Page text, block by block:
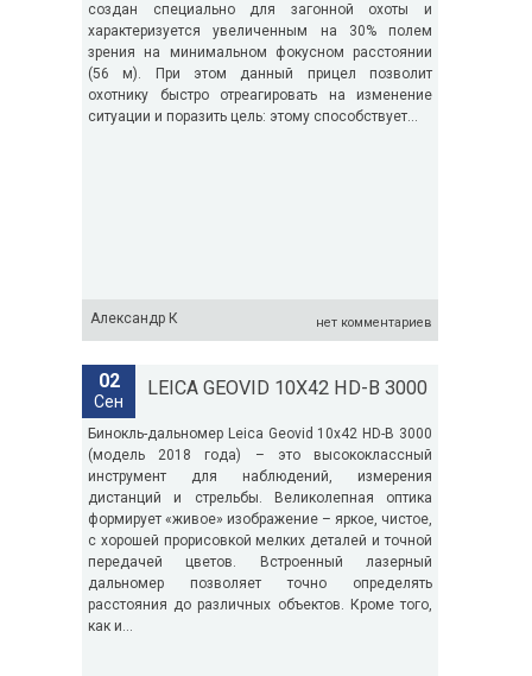
создан специально для загонной охоты и
характеризуется увеличенным на 30% полем
зрения на минимальном фокусном расстоянии
(56 м). При этом данный прицел позволит
охотнику быстро отреагировать на изменение
ситуации и поразить цель: этому способствует...
Александр К нет комментариев
02
Сен
LEICA GEOVID 10X42 HD-B 3000
Бинокль-дальномер Leica Geovid 10x42 HD-В 3000
(модель 2018 года) – это высококлассный
инструмент для наблюдений, измерения
дистанций и стрельбы. Великолепная оптика
формирует «живое» изображение – яркое, чистое,
с хорошей прорисовкой мелких деталей и точной
передачей цветов. Встроенный лазерный
дальномер позволяет точно определять
расстояния до различных объектов. Кроме того,
как и...